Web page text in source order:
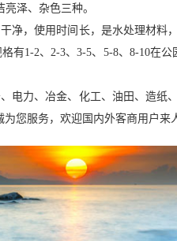
是净水行业中滤池和过滤装...
厂家批发安然建材精挑细选
用有哪些
别鹅卵石
格不同用途也是不一样的
泽、杂色三种。
，使用时间长，是水处理材料
有1-2、2-3、3-5、5-8、8-10在
力、冶金、化工、油田、造纸
您服务，欢迎国内外客商用户来